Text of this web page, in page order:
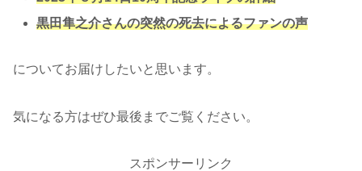
黒田隼之介さんの突然の死去によるファンの声
についてお届けしたいと思います。
気になる方はぜひ最後までご覧ください。
スポンサーリンク